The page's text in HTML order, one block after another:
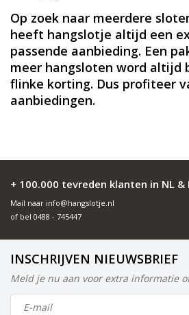
Op zoek naar meerdere
heeft hangslotje altijd een
passende aanbieding. Een
meer hangsloten word altijd
flinke korting. Dus profiteer
aanbiedingen.
+ 100.000 tevreden klanten in NL &
Mail naar info@hangslotje.nl
of bel 0488 - 745447
INSCHRIJVEN NIEUWSBRIEF
Meld je nu aan voor extra informatie